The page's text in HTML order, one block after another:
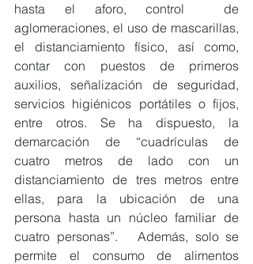
hasta el aforo, control  de
aglomeraciones, el uso de mascarillas,
el distanciamiento físico, así como,
contar con puestos de primeros
auxilios, señalización de seguridad,
servicios higiénicos portátiles o fijos,
entre otros. Se ha dispuesto, la
demarcación de “cuadrículas de
cuatro metros de lado con un
distanciamiento de tres metros entre
ellas, para la ubicación de una
persona hasta un núcleo familiar de
cuatro personas”.   Además, solo se
permite el consumo de alimentos